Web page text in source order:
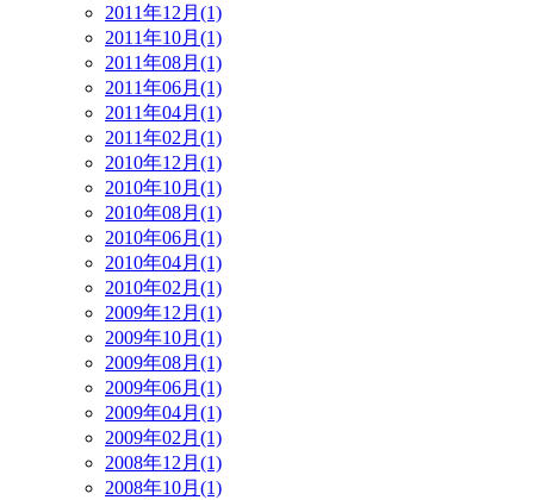
2011年12月(1)
2011年10月(1)
2011年08月(1)
2011年06月(1)
2011年04月(1)
2011年02月(1)
2010年12月(1)
2010年10月(1)
2010年08月(1)
2010年06月(1)
2010年04月(1)
2010年02月(1)
2009年12月(1)
2009年10月(1)
2009年08月(1)
2009年06月(1)
2009年04月(1)
2009年02月(1)
2008年12月(1)
2008年10月(1)